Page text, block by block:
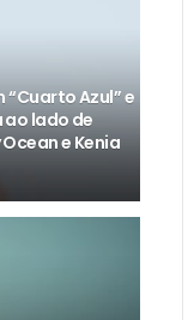
Azul” e
lado de
e Kenia